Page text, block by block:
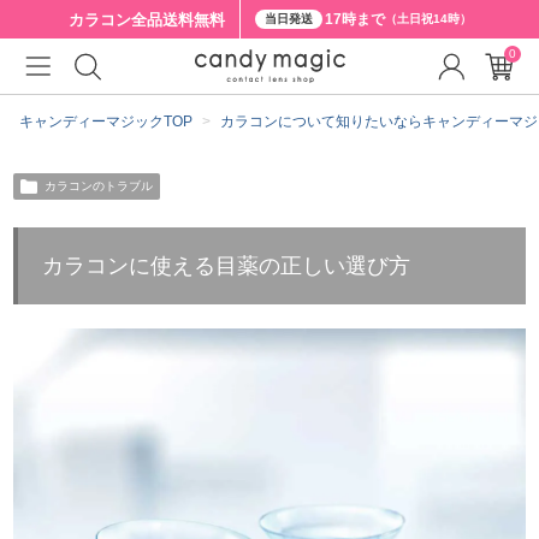
カラコン全品送料無料 当日発送 17時まで（土日祝14時）
キャンディーマジックTOP カラコンについて知りたいならキャンディーマ
カラコンのトラブル
カラコンに使える目薬の正しい選び方
0